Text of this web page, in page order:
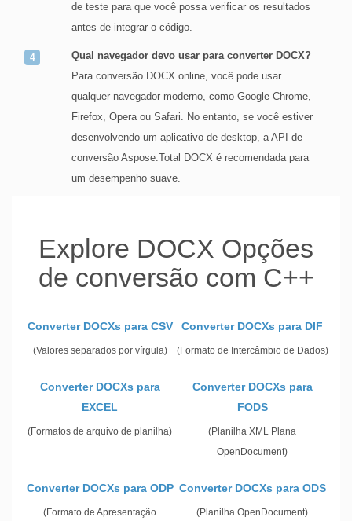
de teste para que você possa verificar os resultados
antes de integrar o código.
Qual navegador devo usar para converter DOCX?
Para conversão DOCX online, você pode usar
qualquer navegador moderno, como Google Chrome,
Firefox, Opera ou Safari. No entanto, se você estiver
desenvolvendo um aplicativo de desktop, a API de
conversão Aspose.Total DOCX é recomendada para
um desempenho suave.
Explore DOCX Opções
de conversão com C++
Converter DOCXs para CSV
(Valores separados por vírgula)
Converter DOCXs para DIF
(Formato de Intercâmbio de Dados)
Converter DOCXs para
EXCEL
(Formatos de arquivo de planilha)
Converter DOCXs para
FODS
(Planilha XML Plana
OpenDocument)
Converter DOCXs para ODP
(Formato de Apresentação
Converter DOCXs para ODS
(Planilha OpenDocument)